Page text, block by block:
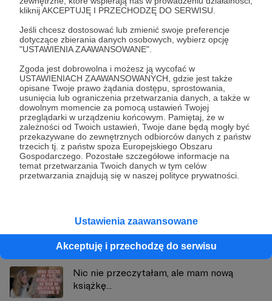
kliknij AKCEPTUJĘ I PRZECHODZĘ DO SERWISU.
Jeśli chcesz dostosować lub zmienić swoje preferencje
dotyczące zbierania danych osobowych, wybierz opcję
"USTAWIENIA ZAAWANSOWANE".
Zgoda jest dobrowolna i możesz ją wycofać w
USTAWIENIACH ZAAWANSOWANYCH, gdzie jest także
opisane Twoje prawo żądania dostępu, sprostowania,
usunięcia lub ograniczenia przetwarzania danych, a także w
dowolnym momencie za pomocą ustawień Twojej
przeglądarki w urządzeniu końcowym. Pamiętaj, że w
zależności od Twoich ustawień, Twoje dane będą mogły być
przekazywane do zewnętrznych odbiorców danych z państw
trzecich tj. z państw spoza Europejskiego Obszaru
Gospodarczego. Pozostałe szczegółowe informacje na
temat przetwarzania Twoich danych w tym celów
przetwarzania znajdują się w naszej polityce prywatności.
Ustawienia zaawansowane
Akceptuję i przechodzę do serwisu
Udostępnij
KSIĄŻKOWISKO
Zobacz profil autora
Skończyłam piąty tom Kronik Diuny!
Nic nie przeczytałam, ale mam nową
książkę...